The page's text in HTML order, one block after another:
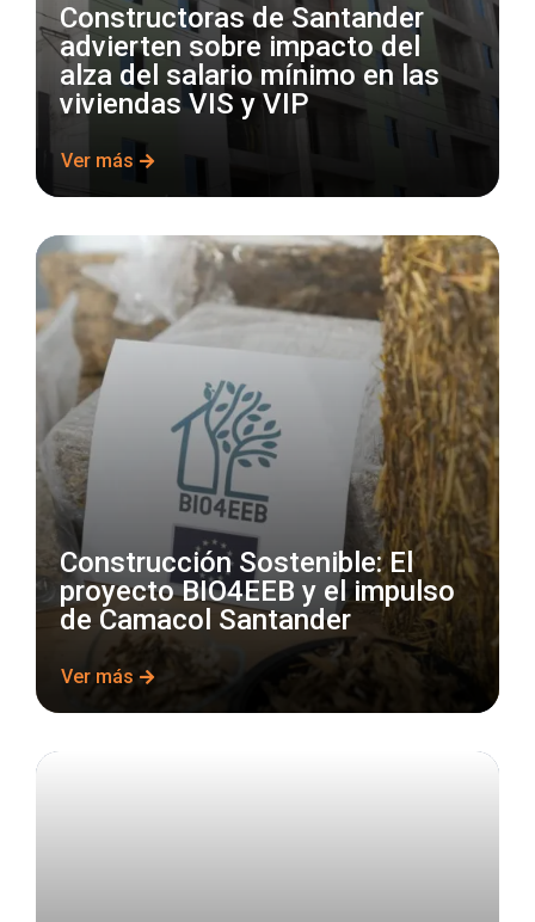
Constructoras de Santander
advierten sobre impacto del
alza del salario mínimo en las
viviendas VIS y VIP
Ver más
Construcción Sostenible: El
proyecto BIO4EEB y el impulso
de Camacol Santander
Ver más